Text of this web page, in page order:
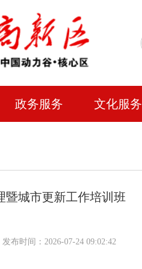
政务服务 文化服务
暨城市更新工作培训班
发布时间：2026-07-24 09:02:42